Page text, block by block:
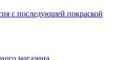
с последующей покраской
магазина